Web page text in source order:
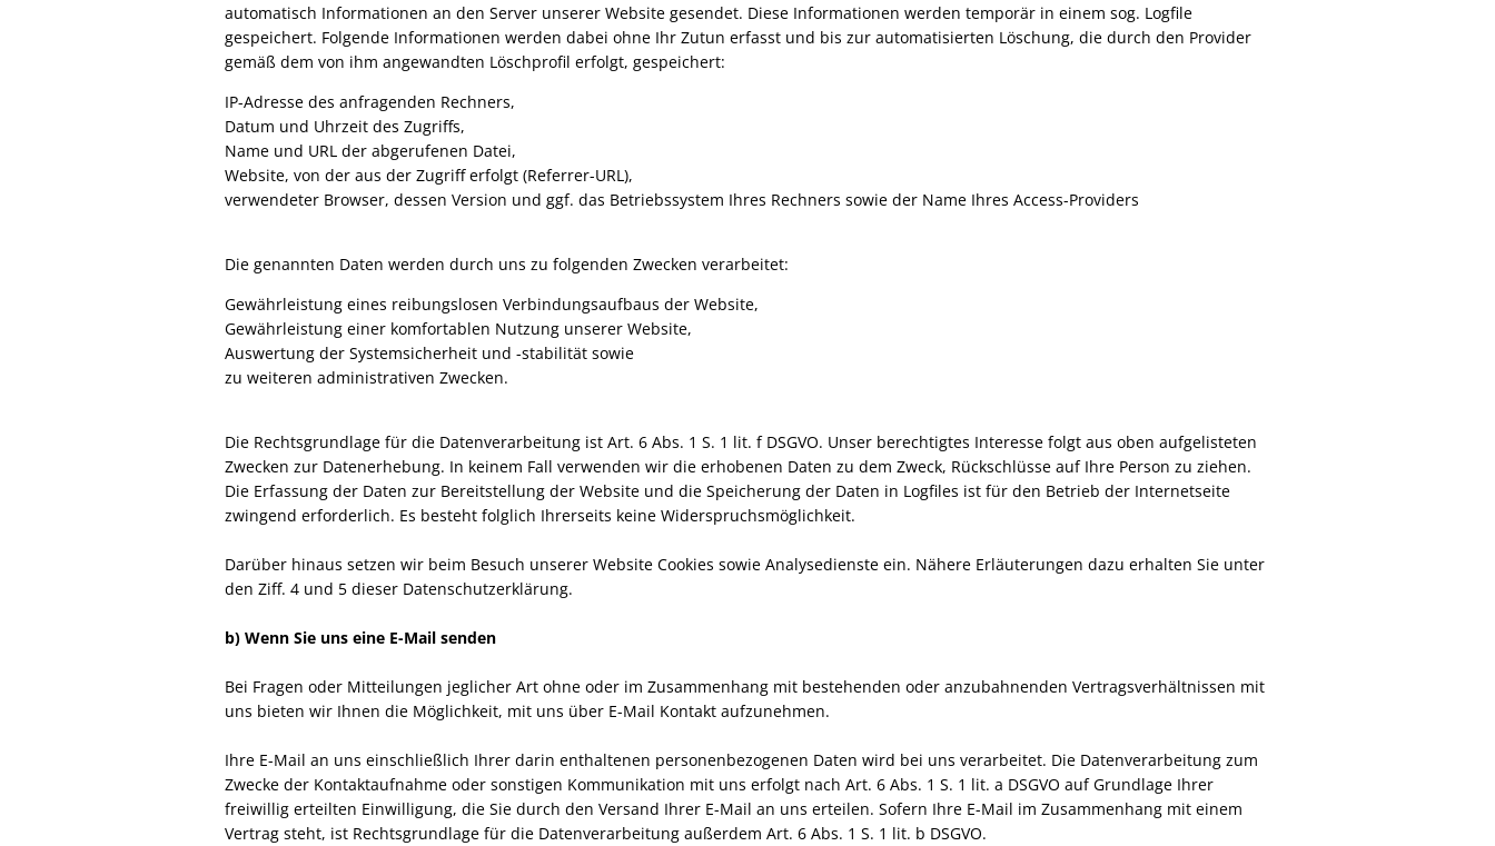
automatisch Informationen an den Server unserer Website gesendet. Diese Informationen werden temporär in einem sog. Logfile
gespeichert. Folgende Informationen werden dabei ohne Ihr Zutun erfasst und bis zur automatisierten Löschung, die durch den Provider
gemäß dem von ihm angewandten Löschprofil erfolgt, gespeichert:
IP-Adresse des anfragenden Rechners,
Datum und Uhrzeit des Zugriffs,
Name und URL der abgerufenen Datei,
Website, von der aus der Zugriff erfolgt (Referrer-URL),
verwendeter Browser, dessen Version und ggf. das Betriebssystem Ihres Rechners sowie der Name Ihres Access-Providers
Die genannten Daten werden durch uns zu folgenden Zwecken verarbeitet:
Gewährleistung eines reibungslosen Verbindungsaufbaus der Website,
Gewährleistung einer komfortablen Nutzung unserer Website,
Auswertung der Systemsicherheit und -stabilität sowie
zu weiteren administrativen Zwecken.
Die Rechtsgrundlage für die Datenverarbeitung ist Art. 6 Abs. 1 S. 1 lit. f DSGVO. Unser berechtigtes Interesse folgt aus oben aufgelisteten
Zwecken zur Datenerhebung. In keinem Fall verwenden wir die erhobenen Daten zu dem Zweck, Rückschlüsse auf Ihre Person zu ziehen.
Die Erfassung der Daten zur Bereitstellung der Website und die Speicherung der Daten in Logfiles ist für den Betrieb der Internetseite
zwingend erforderlich. Es besteht folglich Ihrerseits keine Widerspruchsmöglichkeit.
Darüber hinaus setzen wir beim Besuch unserer Website Cookies sowie Analysedienste ein. Nähere Erläuterungen dazu erhalten Sie unter
den Ziff. 4 und 5 dieser Datenschutzerklärung.
b) Wenn Sie uns eine E-Mail senden
Bei Fragen oder Mitteilungen jeglicher Art ohne oder im Zusammenhang mit bestehenden oder anzubahnenden Vertragsverhältnissen mit
uns bieten wir Ihnen die Möglichkeit, mit uns über E-Mail Kontakt aufzunehmen.
Ihre E-Mail an uns einschließlich Ihrer darin enthaltenen personenbezogenen Daten wird bei uns verarbeitet. Die Datenverarbeitung zum
Zwecke der Kontaktaufnahme oder sonstigen Kommunikation mit uns erfolgt nach Art. 6 Abs. 1 S. 1 lit. a DSGVO auf Grundlage Ihrer
freiwillig erteilten Einwilligung, die Sie durch den Versand Ihrer E-Mail an uns erteilen. Sofern Ihre E-Mail im Zusammenhang mit einem
Vertrag steht, ist Rechtsgrundlage für die Datenverarbeitung außerdem Art. 6 Abs. 1 S. 1 lit. b DSGVO.